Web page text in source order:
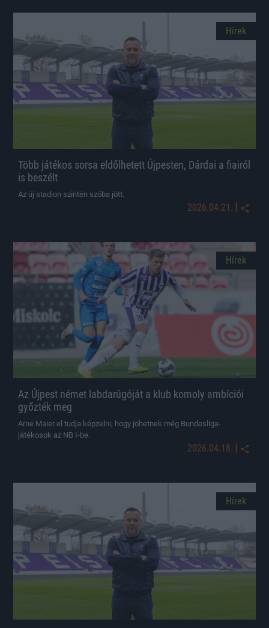
Hírek
Több játékos sorsa eldőlhetett Újpesten, Dárdai a fiairól
is beszélt
Az új stadion szintén szóba jött.
2026.04.21. |
Hírek
Az Újpest német labdarúgóját a klub komoly ambíciói
győzték meg
Arne Maier el tudja képzelni, hogy jöhetnek még Bundesliga-
játékosok az NB I-be.
2026.04.18. |
Hírek